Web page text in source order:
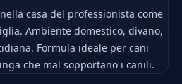
casa del professionista come
Ambiente domestico, divano,
Formula ideale per cani
che mal sopportano i canili.